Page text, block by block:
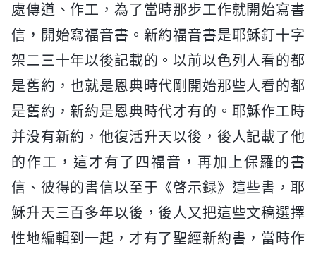
處傳道、作工，為了當時那步工作就開始寫書
信，開始寫福音書。新約福音書是耶穌釘十字
架二三十年以後記載的。以前以色列人看的都
是舊約，也就是恩典時代剛開始那些人看的都
是舊約，新約是恩典時代才有的。耶穌作工時
并没有新約，他復活升天以後，後人記載了他
的作工，這才有了四福音，再加上保羅的書
信、彼得的書信以至于《啓示録》這些書，耶
穌升天三百多年以後，後人又把這些文稿選擇
性地編輯到一起，才有了聖經新約書，當時作